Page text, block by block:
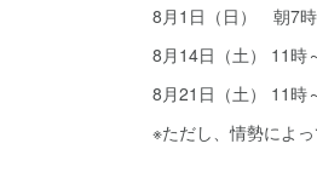
8月1日（日） 朝7
8月14日（土） 11
8月21日（土） 11
※ただし、情勢によ